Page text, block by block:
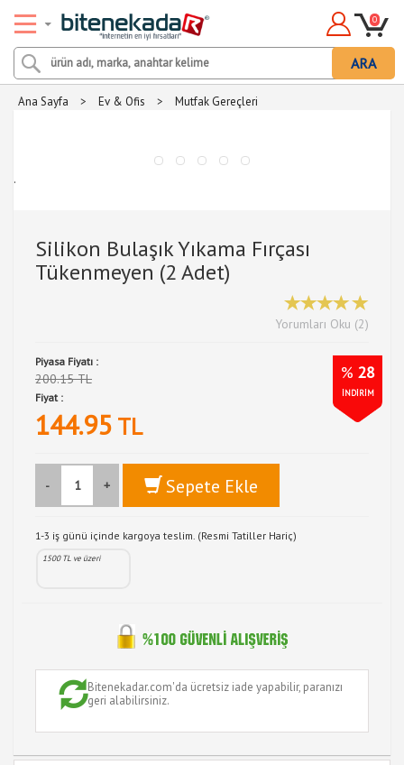
ARA
0
Ana Sayfa > Ev & Ofis > Mutfak Gereçleri
.
Silikon Bulaşık Yıkama Fırçası
Tükenmeyen (2 Adet)
Yorumları Oku (2)
Piyasa Fiyatı :
200.15 TL % 28
İNDİRİM
Fiyat :
144.95 TL
- + Sepete Ekle
1-3 iş günü içinde kargoya teslim. (Resmi Tatiller Hariç)
1500 TL ve üzeri
Bitenekadar.com'da ücretsiz iade yapabilir, paranızı
geri alabilirsiniz.